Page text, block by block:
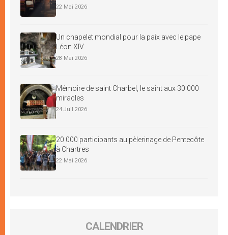
22 Mai 2026
Un chapelet mondial pour la paix avec le pape
Léon XIV
28 Mai 2026
Mémoire de saint Charbel, le saint aux 30 000
miracles
24 Juil 2026
20 000 participants au pèlerinage de Pentecôte
à Chartres
22 Mai 2026
CALENDRIER